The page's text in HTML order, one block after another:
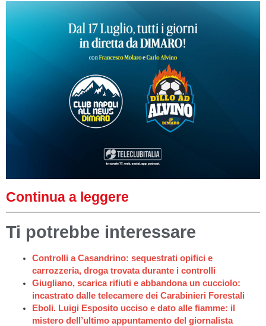
Continua a leggere
Ti potrebbe interessare
Controlli a Casandrino: sequestrati opifici e
carrozzeria, droga trovata durante i controlli
Giugliano, scarica rifiuti e abbandona un cucciolo:
incastrato dalle telecamere dei Carabinieri Forestali
Eboli. Luigi Esposito ucciso e dato alle fiamme: il
mistero dell’ultimo appuntamento del giornalista